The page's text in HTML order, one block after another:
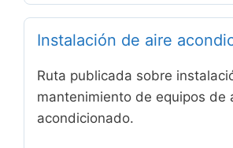
Instalación de aire
Ruta publicada sobre
mantenimiento de equipos de
acondicionado.